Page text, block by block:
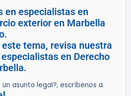
en especialistas en
exterior en Marbella
tema, revisa nuestra
en Derecho
asunto legal?, escríbenos a